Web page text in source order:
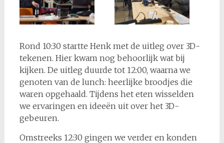
Rond 10:30 startte Henk met de uitleg over 3D-
tekenen. Hier kwam nog behoorlijk wat bij
kijken. De uitleg duurde tot 12:00, waarna we
genoten van de lunch: heerlijke broodjes die
waren opgehaald. Tijdens het eten wisselden
we ervaringen en ideeën uit over het 3D-
gebeuren.
Omstreeks 12:30 gingen we verder en konden